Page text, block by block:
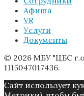
Афиша
VR
Услуги
Документы
© 2026 МБУ "ЦБС
1115047017436.
Caйт иcпoльзуeт